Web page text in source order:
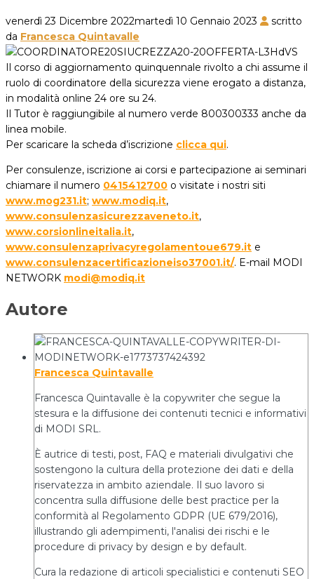
venerdì 23 Dicembre 2022martedì 10 Gennaio 2023
scritto
da Francesca Quintavalle
Il corso di aggiornamento quinquennale rivolto a chi assume il
ruolo di coordinatore della sicurezza viene erogato a distanza,
in modalità online 24 ore su 24.
Il Tutor è raggiungibile al numero verde 800300333 anche da
linea mobile.
Per scaricare la scheda d’iscrizione clicca qui.
Per consulenze, iscrizione ai corsi e partecipazione ai seminari
chiamare il numero 0415412700 o visitate i nostri siti
www.mog231.it; www.modiq.it,
www.consulenzasicurezzaveneto.it,
www.corsionlineitalia.it,
www.consulenzaprivacyregolamentoue679.it e
www.consulenzacertificazioneiso37001.it/. E-mail MODI
NETWORK modi@modiq.it
Autore
Francesca Quintavalle
Francesca Quintavalle è la copywriter che segue la
stesura e la diffusione dei contenuti tecnici e informativi
di MODI SRL.
È autrice di testi, post, FAQ e materiali divulgativi che
sostengono la cultura della protezione dei dati e della
riservatezza in ambito aziendale. Il suo lavoro si
concentra sulla diffusione delle best practice per la
conformità al Regolamento GDPR (UE 679/2016),
illustrando gli adempimenti, l'analisi dei rischi e le
procedure di privacy by design e by default.
Cura la redazione di articoli specialistici e contenuti SEO